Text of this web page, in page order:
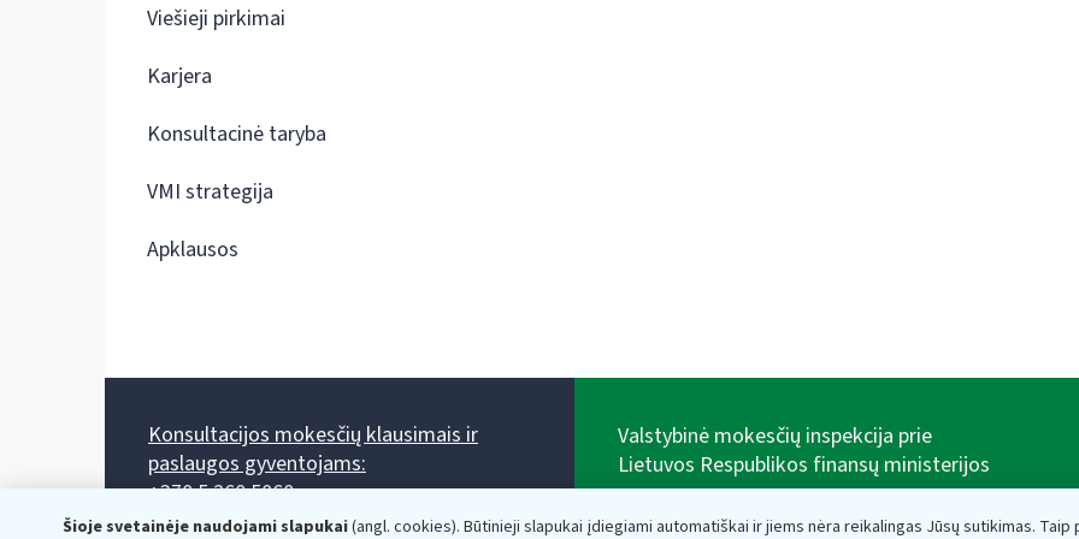
Šioje svetainėje naudojami slapukai(angl. cookies). Būtinieji slapukai įdiegiami automatiškai ir jiems nėra reikalingas Jūsų sutikimas.
Viešieji pirkimai
Karjera
Konsultacinė taryba
VMI strategija
Apklausos
Konsultacijos mokesčių klausimais ir
paslaugos gyventojams:
+370 5 260 5060
Darbo laikas: I-IV 8.00-17.00, V 8.00-15.45.
Valstybinė mokesčių inspekcija prie
Lietuvos Respublikos finansų ministerijos
adresas: Vasario 16-osios g. 14, 01107 Vilnius, Lietuva,